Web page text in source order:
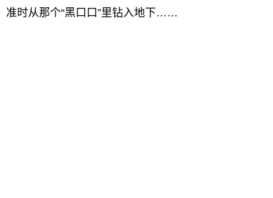
准时从那个“黑口口”里钻入地下……